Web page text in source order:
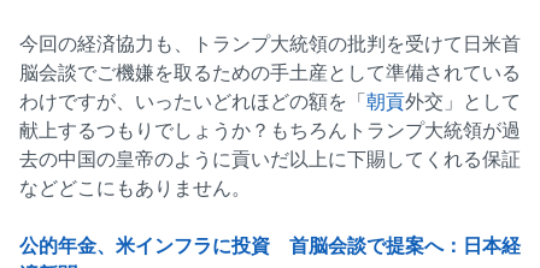
今回の経済協力も、トランプ大統領の批判を受けて日米首
脳会談でご機嫌を取るための手土産として準備されている
わけですが、いったいどれほどの額を「朝貢外交」として
献上するつもりでしょうか？もちろんトランプ大統領が過
去の中国の皇帝のように貢いだ以上に下賜してくれる保証
などどこにもありません。
公的年金、米インフラに投資 首脳会談で提案へ：日本経